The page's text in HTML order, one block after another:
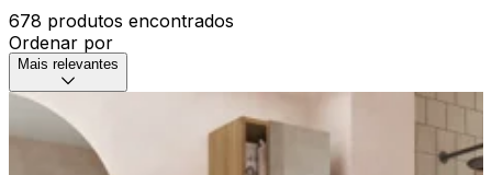
678 produtos encontrados
Ordenar por
Mais relevantes